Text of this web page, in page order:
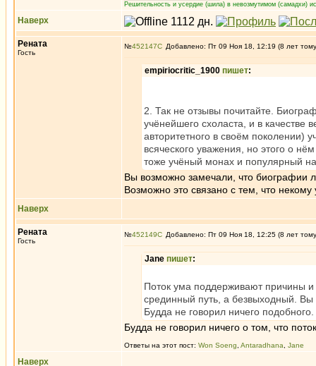
Решительность и усердие (шила) в невозмутимом (самадхи)
Наверх
Рената
Гость
№452147 Добавлено: Пт 09 Ноя 18, 12:19 (8 лет
empiriocritic_1900 пишет:
2. Так не отзывы почитайте.
учёнейшего схоласта, и в качестве
авторитетного в своём поколении)
всяческого уважения, но этого о
тоже учёный монах и популярный
Вы возможно замечали, что биографии
Возможно это связано с тем, что
Наверх
Рената
Гость
№452149 Добавлено: Пт 09 Ноя 18, 12:25 (8 лет
Jane пишет:
Поток ума поддерживают причины и
срединный путь, а безвыходный. Вы
Будда не говорил ничего подобного.
Будда не говорил ничего о том, что
Ответы на этот пост: Won Soeng Antaradhana Jane
Наверх